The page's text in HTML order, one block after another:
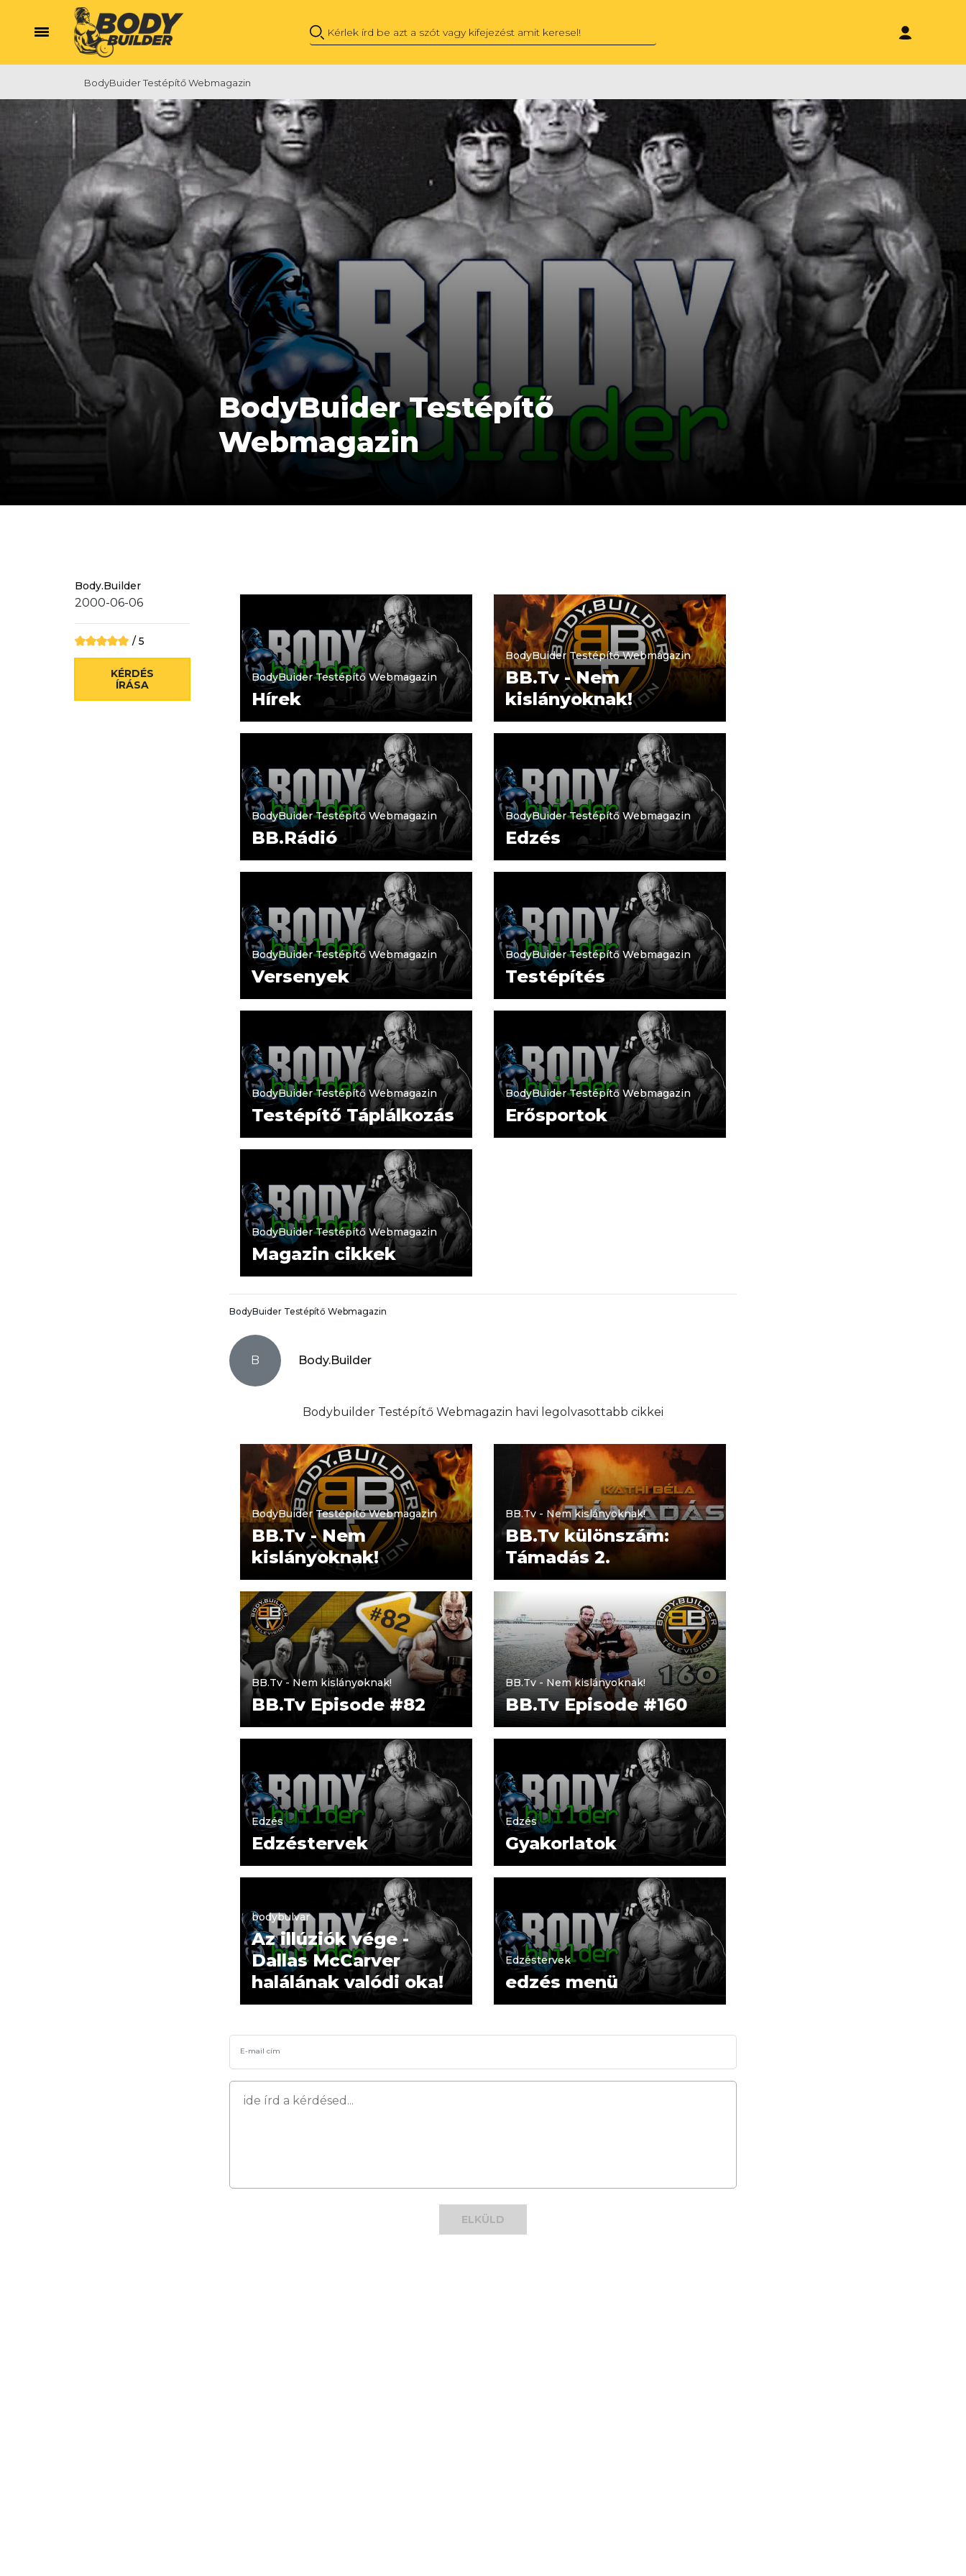
BodyBuider Testépítő Webmagazin
BodyBuider Testépítő
Webmagazin
Body.Builder
2000-06-06
/ 5
KÉRDÉS
ÍRÁSA
BodyBuider Testépítő Webmagazin
Hírek
BodyBuider Testépítő Webmagazin
BB.Tv - Nem
kislányoknak!
BodyBuider Testépítő Webmagazin
BB.Rádió
BodyBuider Testépítő Webmagazin
Edzés
BodyBuider Testépítő Webmagazin
Versenyek
BodyBuider Testépítő Webmagazin
Testépítés
BodyBuider Testépítő Webmagazin
Testépítő Táplálkozás
BodyBuider Testépítő Webmagazin
Erősportok
BodyBuider Testépítő Webmagazin
Magazin cikkek
BodyBuider Testépítő Webmagazin
B Body.Builder
Bodybuilder Testépítő Webmagazin havi legolvasottabb cikkei
BodyBuider Testépítő Webmagazin
BB.Tv - Nem
kislányoknak!
BB.Tv - Nem kislányoknak!
BB.Tv különszám:
Támadás 2.
BB.Tv - Nem kislányoknak!
BB.Tv Episode #82
BB.Tv - Nem kislányoknak!
BB.Tv Episode #160
Edzés
Edzéstervek
Edzés
Gyakorlatok
bodybulvar
Az illúziók vége -
Dallas McCarver
halálának valódi oka!
Edzéstervek
edzés menü
E-mail cím
ELKÜLD